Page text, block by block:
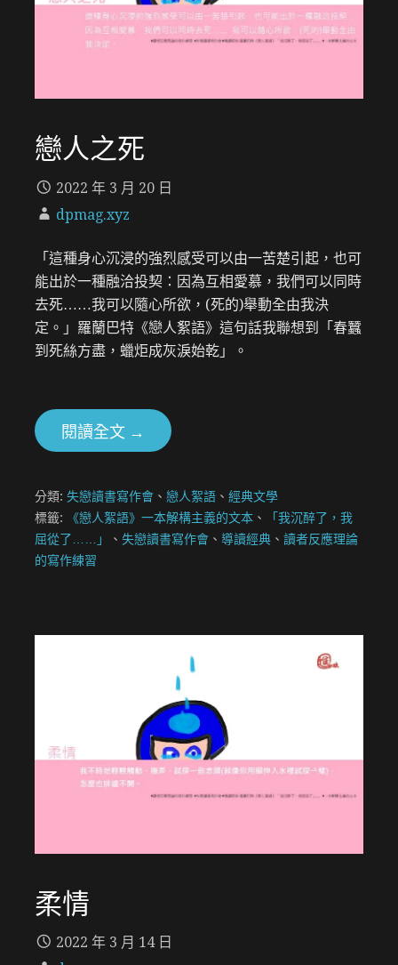
戀人之死
2022 年 3 月 20 日
dpmag.xyz
「這種身心沉浸的強烈感受可以由一苦楚引起，也可
能出於一種融洽投契：因為互相愛慕，我們可以同時
去死……我可以隨心所欲，(死的)舉動全由我決
定。」羅蘭巴特《戀人絮語》這句話我聯想到「春蠶
到死絲方盡，蠟炬成灰淚始乾」。
閱讀全文 →
分類: 失戀讀書寫作會 、 戀人絮語 、 經典文學
標籤:
《戀人絮語》一本解構主義的文本 、
「我沉醉了，我
屈從了……」
、 失戀讀書寫作會 、 導讀經典 、 讀者反應理論
的寫作練習
柔情
2022 年 3 月 14 日